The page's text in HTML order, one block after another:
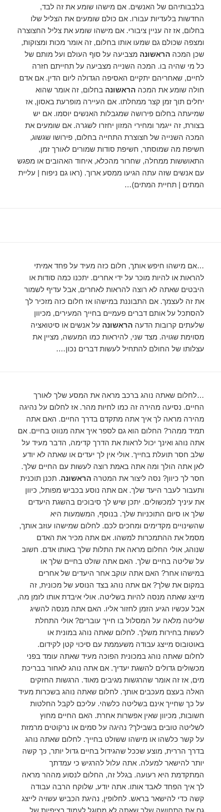
בלבבותיהם של האנשים. אם מישהו שומע את זה לבד,
החדשות בלעדיות עבורו. אם כולם שומעים את הצליל שלו
בחלום, אז זה עניין ציבורי. אם מישהו שומע את צליל החצוצרה
ומצפה שכולם גם שמעו אותו בחלום, זה אומר מכות ומצוקות,
שכן המכה הראשונה מצביעה על סוף העולם ועל מותם של
כל מי שהיה בו. המכה השנייה מצביעה על תחייתם חזרה
לחיים, שאחריהם יתקיים האסיפה הגדולה ליום הדין. אם אדם
חולה שומע את המכה הראשונה בחלום, זה אומר שהוא
יחלים תוך זמן קצר ממחלתו. אם העיירה מופרעת באסון, אז
שמיעתה בחלום פירושה שמגבלות האנשים יוסמו. אם יש
בצורת, זה ייגמר ומחירי המזון יחזרו לשגרה. אם שומעים את
המכה השנייה של חצוצרת התחייה בחלום, פירושו שגשוג,
חשיפת מה שמוסתר, חשיפת סודות שמורים לאורך זמן,
התאוששות ממחלה, שחרור מהכלא, איחוד האהובים או מפגש
עם אנשים שזה עתה הגיעו ממסע ארוך. (ראו גם ניפוח | עליית
המתים | תחיית המתים)…
…אם מישהו חיפש אותך, חלום כזה מעיד על פחד אמיתי
להראות או להיות מוכר על ידי אחרים. יתכנו כמה סודות או
היבטים שאתה לא רוצה להראות לאחרים, אבל עדיף לשמור
את זה לעצמך. אם התבוננת במישהו אז חלום כזה מזכיר לך
להסתכל על אותם דברים פעמיים בחייך המעירים, מכיוון
שלעתים קרובות הדעה הראשונה על אנשים או סיטואציה
מסוימת שגויה. מצד שני, להיראות כמו המעשה, מציין את
עצלותו של החולם להתחיל לעשות דברים נכון….
…לחלום שאתה נוהג ברכב מראה את המסע שלך לאורך
החיים. נסיעה מהירה זה כמו לחיות מהר. אז לחלום על נהיגה
מהירה מראה לך איך אתה מתקדם בדרך החיים. האם אתה
תמיד ממהר? החלום הוא גם לספר איך אתה מנווט בחיים. אם
אתה נוהג ואינך יכול לראות את הדרך קדימה, הדבר מעיד על
שלב חסר תועלת בחייך. אולי אין לך יעדים או שאתה לא יודע
לאן אתה הולך ומה אתה באמת רוצה לעשות עם החיים שלך.
חסר לך כיוון? נסה ליצור את המטרה הראשונה. תכנן תוכנית
ותעבור לעבר היעד שלך. אם אתה נוסע בכביש מפותל, כיוון
את עיניך למכשולים. יתכן שיש לך סיבוכים בהשגת היעדים
שלך או סיום התוכניות שלך. בנוסף, המשמעות היא
שהשינויים מקדימים ומחכים לכם. לחלום שמישהו עוזב אותך,
מסמל את ההתמכרות למשהו. אם אתה מכיר את האדם
שנוהג, אולי החלום מראה את התלות שלך באותו אדם. חשוב
על שליטה בחיים שלך. האם אתה שולט בחיים שלך או
במישהו אחר? האם אתה עוקב אחר היעדים של אחרים
במקום את שלך? אם אתה נוהג בצד הנוסע של מכונית, זה
מייצג שאתה מנסה להיות בשליטה. אולי איבדת אותו לזמן מה,
אבל עכשיו הגיע הזמן לחזור אליו. האם אתה מנסה להשיג
שליטה מלאה על המסלול בו חייך עוברים? אולי התחלת
לעשות בחירות משלך. לחלום שאתה נוהג במונית או
באוטובוס מייצג עבודה משעממת עם סיכוי קטן לקידום.
לחלום שאתה נוהג במכונית הפוכה מעיד שאתה עומד בפני
מכשולים גדולים להשגת יעדיך. אם אתה נוהג לאחור בבריכת
מים, אז זה אומר שהרגשות מגיבים מאוד. הרגשות החזקים
האלה בעצם מעכבים אותך. לחלום שאתה נוהג בשכרות מעיד
על כך שחייך אינם בשליטה כלשהי. עליכם לקבל החלטות
חשובות, מכיוון שאין אפשרות אחרת. האם החיים מחוץ
לשליטה טובים בשבילך? נהיגה על סמים או נרקוטים מרמזת
על קשר כלשהו או מישהו ששולט בחייך. לחלום שאתה נוהג
בדרך הררית, מוצע שככל שהגידול בחיים גדול יותר, כך קשה
יותר להישאר למעלה. אתה עלול להרגיש כי עמדתך
המתקדמת היא רעועה. בגלל זה, החלום לנסוע מההר מראה
לך איך הפחד לאבד אותו. אתה יודע, שלוקח הרבה עבודה
קשה כדי להישאר בראש. לחלופין, נהיגת הכביש עשויה לייצג
גם את התחושה שלך שאתה לא מסוגל לעמוד בציפיות של